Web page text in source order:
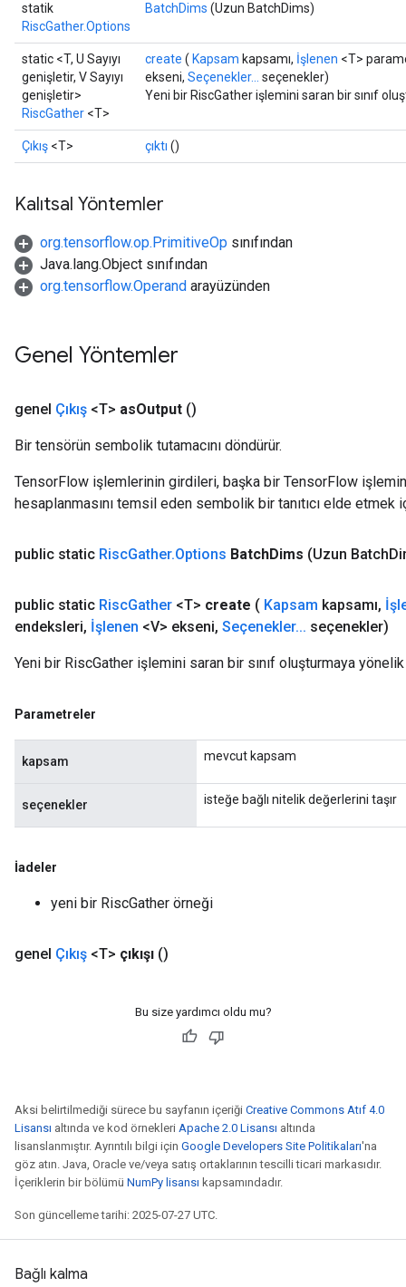
statik
RiscGather.Options
BatchDims (Uzun BatchDims)
static <T, U Sayıyı
genişletir, V Sayıyı
genişletir>
RiscGather <T>
create ( Kapsam kapsamı, İşlenen <T>
ekseni, Seçenekler...
seçenekler)
Yeni bir RiscGather işlemini saran bir sınıf
Çıkış <T> çıktı ()
Kalıtsal Yöntemler
org.tensorflow.op.PrimitiveOp sınıfından
Java.lang.Object sınıfından
org.tensorflow.Operand arayüzünden
Genel Yöntemler
genel Çıkış <T> asOutput ()
Bir tensörün sembolik tutamacını döndürür.
TensorFlow işlemlerinin girdileri, başka bir TensorFlow
hesaplanmasını temsil eden sembolik bir tanıtıcı elde etmek
public static RiscGather.Options BatchDims (Uzun Batch
public static RiscGather <T> create ( Kapsam kapsamı,
endeksleri, İşlenen <V> ekseni, Seçenekler... seçenekler)
Yeni bir RiscGather işlemini saran bir sınıf oluşturmaya
Parametreler
kapsam mevcut kapsam
seçenekler isteğe bağlı nitelik değerlerini taşır
İadeler
yeni bir RiscGather örneği
genel Çıkış <T> çıkışı ()
Bu size yardımcı oldu mu?
Aksi belirtilmediği sürece bu sayfanın içeriği Creative Commons Atıf 4.0
Lisansı altında ve kod örnekleri Apache 2.0 Lisansı altında
lisanslanmıştır. Ayrıntılı bilgi için Google Developers Site Politikaları'na
göz atın. Java, Oracle ve/veya satış ortaklarının tescilli ticari markasıdır.
İçeriklerin bir bölümü NumPy lisansı kapsamındadır.
Son güncelleme tarihi: 2025-07-27 UTC.
Bağlı kalma